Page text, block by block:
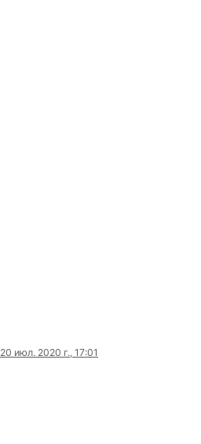
20 июл. 2020 г., 17:01